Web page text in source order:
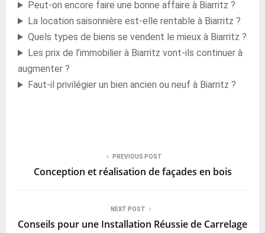
Peut-on encore faire une bonne affaire à Biarritz ?
La location saisonnière est-elle rentable à Biarritz ?
Quels types de biens se vendent le mieux à Biarritz ?
Les prix de l’immobilier à Biarritz vont-ils continuer à
augmenter ?
Faut-il privilégier un bien ancien ou neuf à Biarritz ?
PREVIOUS POST
Conception et réalisation de façades en bois
NEXT POST
Conseils pour une Installation Réussie de Carrelage